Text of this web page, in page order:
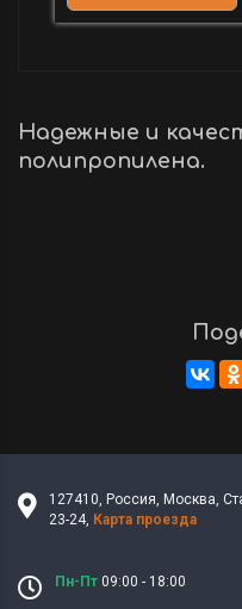
Надежные и
полипропилена.
127410 Россия Москва
23-24, Карта проезда
Пн-Пт 09:00 - 18:00